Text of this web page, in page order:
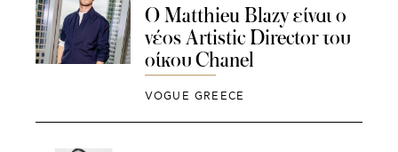
O Matthieu Blazy είναι ο
νέος Artistic Director του
οίκου Chanel
VOGUE GREECE